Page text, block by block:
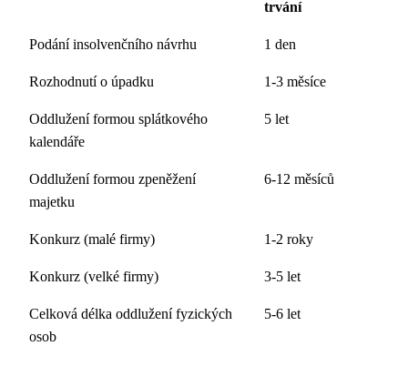
trvání
Podání insolvenčního návrhu 1 den
Rozhodnutí o úpadku 1-3 měsíce
Oddlužení formou splátkového
kalendáře
5 let
Oddlužení formou zpeněžení
majetku
6-12 měsíců
Konkurz (malé firmy) 1-2 roky
Konkurz (velké firmy) 3-5 let
Celková délka oddlužení fyzických
osob
5-6 let